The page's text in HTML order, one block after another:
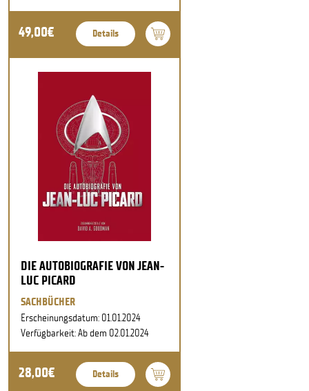
49,00€ Details
DIE AUTOBIOGRAFIE VON JEAN-
LUC PICARD
SACHBÜCHER
Erscheinungsdatum: 01.01.2024
Verfügbarkeit: Ab dem 02.01.2024
28,00€ Details